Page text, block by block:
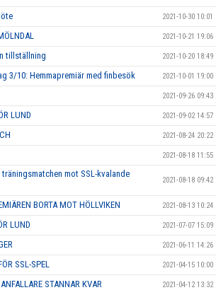
2021-10-30 10:01
2021-10-21 19:06
tillställning 2021-10-20 18:49
3/10: Hemmapremiär med finbesök 2021-10-01 19:00
2021-09-26 09:43
LUND 2021-09-02 14:57
2021-08-24 20:22
2021-08-18 11:55
mot SSL-kvalande
2021-08-18 09:42
BORTA MOT HÖLLVIKEN 2021-08-13 10:24
LUND 2021-07-07 15:09
2021-06-11 14:26
SSL-SPEL 2021-04-15 10:00
STANNAR KVAR 2021-04-12 13:32